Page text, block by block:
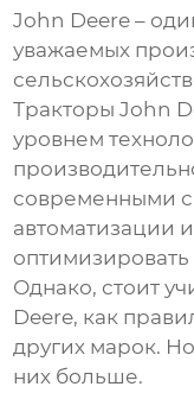
John Deere –
уважаемых
Тракторы John
уровнем
современными
автоматизации
оптимизировать
Однако, стоит
Deere, как
других марок.
них больше.